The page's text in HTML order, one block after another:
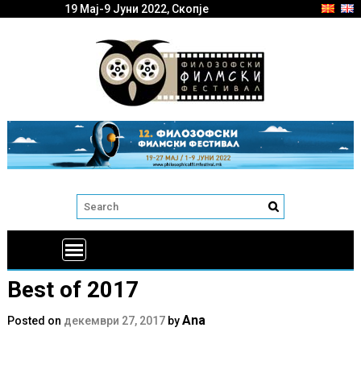
19 Мај-9 Јуни 2022, Скопје
Best of 2017
Posted on декември 27, 2017 byAna